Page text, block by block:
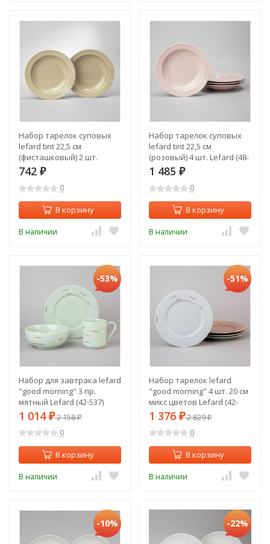
Набор тарелок суповых
lefard tint 22,5 см
(фисташковый) 2 шт.
Lefard (48-857-1)
742 ₽
0
В корзину
В наличии
Набор тарелок суповых
lefard tint 22,5 см
(розовый) 4 шт. Lefard (48-
872-2)
1 485 ₽
0
В корзину
В наличии
-53%
Набор для завтрака lefard
"good morning" 3 пр.
мятный Lefard (42-537)
1 014 ₽2 158₽
0
В корзину
В наличии
-51%
Набор тарелок lefard
"good morning" 4 шт. 20 см
микс цветов Lefard (42-
539)
1 376 ₽2 829₽
0
В корзину
В наличии
-10% -22%